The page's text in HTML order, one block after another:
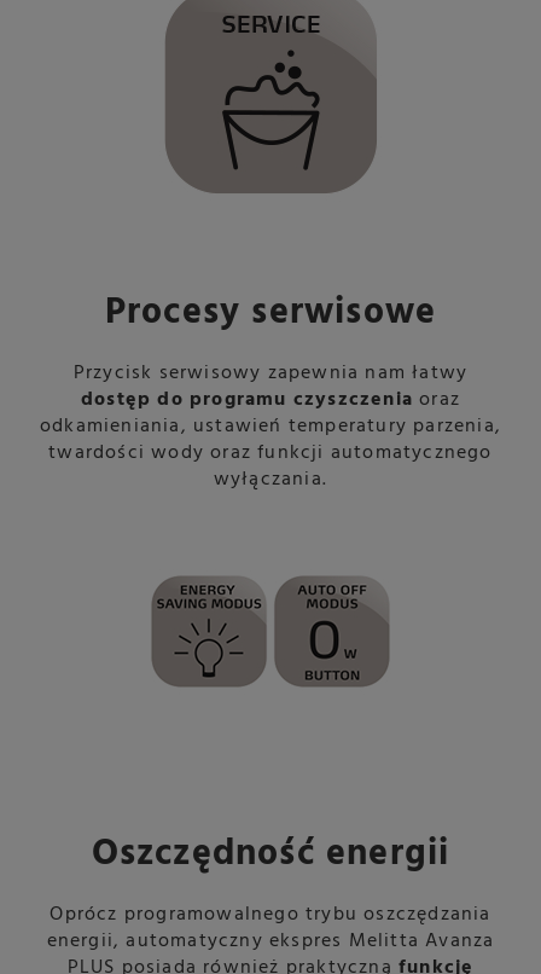
Procesy serwisowe
Przycisk serwisowy zapewnia nam łatwy
dostęp do programu czyszczenia oraz
odkamieniania, ustawień temperatury parzenia,
twardości wody oraz funkcji automatycznego
wyłączania.
Oszczędność energii
Oprócz programowalnego trybu oszczędzania
energii, automatyczny ekspres Melitta Avanza
PLUS posiada również praktyczną funkcję